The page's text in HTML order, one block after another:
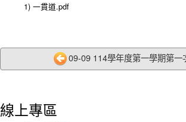
1) 一貫道.pdf
09-09 114學年度第一學期第一
線上專區